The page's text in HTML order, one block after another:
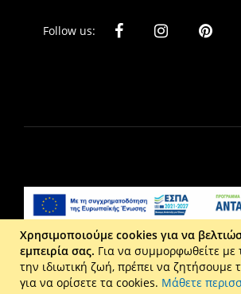
Follow us:
Liberta Ε.Π.Ε. - Τ: 2610 201 800 - Ε:
Γ.Ε.ΜΗ : 036110316000
Χρησιμοποιούμε cookies για να
εμπειρία σας. Για να συμμορφωθείτε με
την ιδιωτική ζωή, πρέπει να ζητήσουμε
για να ορίσετε τα cookies. Μάθετε